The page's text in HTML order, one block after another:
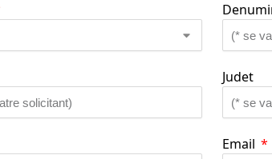
Judet
Email